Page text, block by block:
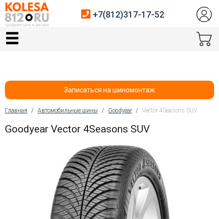
Главная
Автосервис
Датчики давления
Услуги шиномонтажа
Покупателям
+7(812)317-17-52
Записаться на шиномонтаж
Вы здесь
Главная / Автомобильные шины / Goodyear / Vector 4Seasons SUV
Goodyear Vector 4Seasons SUV